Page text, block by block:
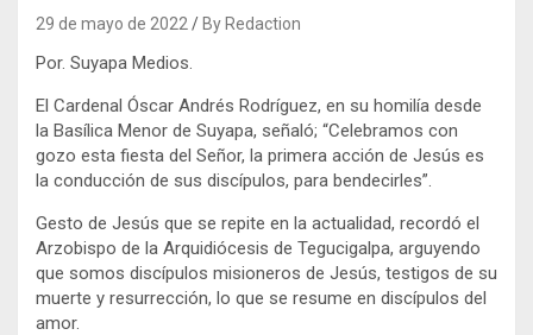
29 de mayo de 2022 By Redaction
Por. Suyapa Medios.
El Cardenal Óscar Andrés Rodríguez, en su homilía desde
la Basílica Menor de Suyapa, señaló; “Celebramos con
gozo esta fiesta del Señor, la primera acción de Jesús es
la conducción de sus discípulos, para bendecirles”.
Gesto de Jesús que se repite en la actualidad, recordó el
Arzobispo de la Arquidiócesis de Tegucigalpa, arguyendo
que somos discípulos misioneros de Jesús, testigos de su
muerte y resurrección, lo que se resume en discípulos del
amor.